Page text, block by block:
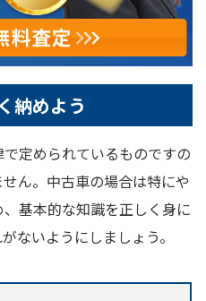
納めよう
定められているものですの
ん。中古車の場合は特にや
基本的な知識を正しく身に
ないようにしましょう。